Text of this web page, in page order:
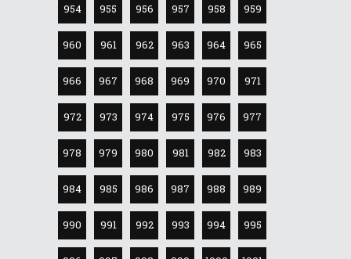
954 955 956 957 958 959
960 961 962 963 964 965
966 967 968 969 970 971
972 973 974 975 976 977
978 979 980 981 982 983
984 985 986 987 988 989
990 991 992 993 994 995